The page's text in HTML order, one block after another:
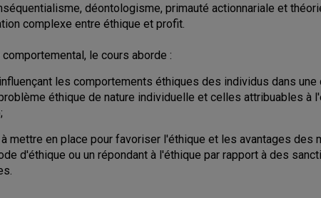
déontologisme, primauté actionnariale et
complexe entre éthique et profit.
le cours aborde :
les comportements éthiques des individus dans une
éthique de nature individuelle et celles attribuables à
mettre en place pour favoriser l'éthique et les avantages des
d'éthique ou un répondant à l'éthique par rapport à des